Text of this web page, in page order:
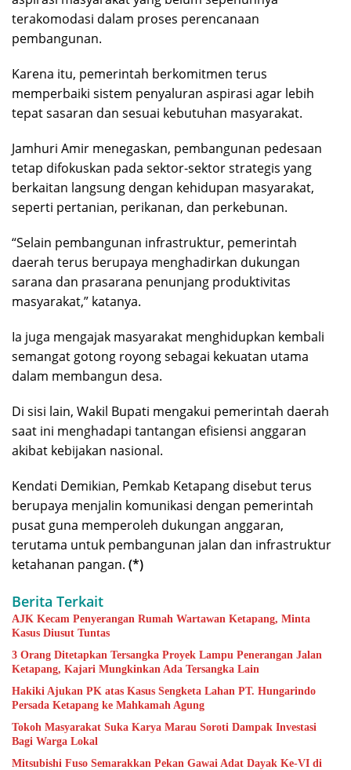
terakomodasi dalam proses perencanaan
pembangunan.
Karena itu, pemerintah berkomitmen terus
memperbaiki sistem penyaluran aspirasi agar lebih
tepat sasaran dan sesuai kebutuhan masyarakat.
Jamhuri Amir menegaskan, pembangunan pedesaan
tetap difokuskan pada sektor-sektor strategis yang
berkaitan langsung dengan kehidupan masyarakat,
seperti pertanian, perikanan, dan perkebunan.
“Selain pembangunan infrastruktur, pemerintah
daerah terus berupaya menghadirkan dukungan
sarana dan prasarana penunjang produktivitas
masyarakat,” katanya.
Ia juga mengajak masyarakat menghidupkan kembali
semangat gotong royong sebagai kekuatan utama
dalam membangun desa.
Di sisi lain, Wakil Bupati mengakui pemerintah daerah
saat ini menghadapi tantangan efisiensi anggaran
akibat kebijakan nasional.
Kendati Demikian, Pemkab Ketapang disebut terus
berupaya menjalin komunikasi dengan pemerintah
pusat guna memperoleh dukungan anggaran,
terutama untuk pembangunan jalan dan infrastruktur
ketahanan pangan. (*)
Berita Terkait
AJK Kecam Penyerangan Rumah Wartawan Ketapang, Minta
Kasus Diusut Tuntas
3 Orang Ditetapkan Tersangka Proyek Lampu Penerangan Jalan
Ketapang, Kajari Mungkinkan Ada Tersangka Lain
Hakiki Ajukan PK atas Kasus Sengketa Lahan PT. Hungarindo
Persada Ketapang ke Mahkamah Agung
Tokoh Masyarakat Suka Karya Marau Soroti Dampak Investasi
Bagi Warga Lokal
Mitsubishi Fuso Semarakkan Pekan Gawai Adat Dayak Ke-VI di